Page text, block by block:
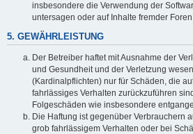
insbesondere die Verwendung der
untersagen oder auf Inhalte fremder
5. GEWÄHRLEISTUNG
Der Betreiber haftet mit Ausnahme der
und Gesundheit und der Verletzung
(Kardinalpflichten) nur für Schäden, die
fahrlässiges Verhalten zurückzuführen
Folgeschäden wie insbesondere
Die Haftung ist gegenüber Verbrauchern
grob fahrlässigem Verhalten oder bei